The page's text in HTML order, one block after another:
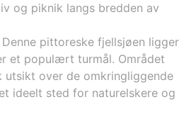
will
my
og piknik langs bredden av
Denne pittoreske fjellsjøen ligger
et populært turmål. Området
utsikt over de omkringliggende
ideelt sted for naturelskere og